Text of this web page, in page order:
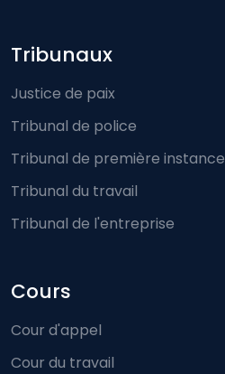
Footer-menu
Tribunaux
Justice de paix
Tribunal de police
Tribunal de première instance
Tribunal du travail
Tribunal de l'entreprise
Cours
Cour d'appel
Cour du travail